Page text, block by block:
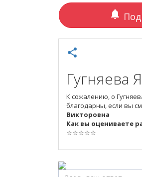
notifications
share
Гугняева
К сожалению, о
благодарны, если вы
Викторовна
Как вы оцениваете
☆☆☆☆☆